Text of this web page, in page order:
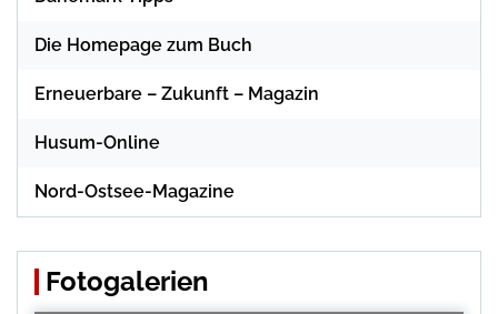
Die Homepage zum Buch
Erneuerbare – Zukunft – Magazin
Husum-Online
Nord-Ostsee-Magazine
Fotogalerien